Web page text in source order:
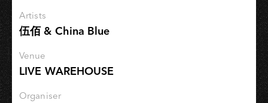
Artists
伍佰 & China Blue
Venue
LIVE WAREHOUSE
Organiser